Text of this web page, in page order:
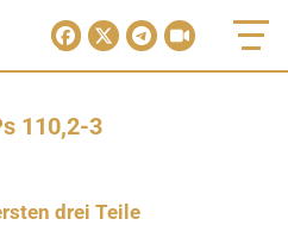
110,2-3
drei Teile